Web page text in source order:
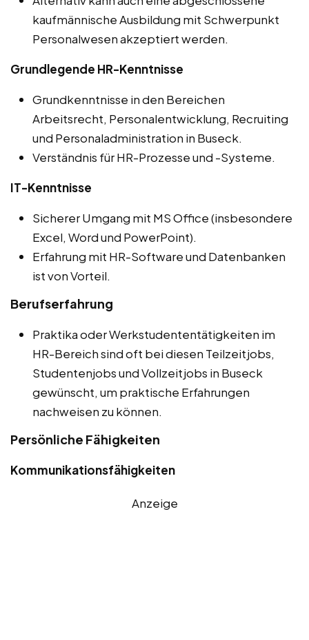
kaufmännische Ausbildung mit Schwerpunkt
Personalwesen akzeptiert werden.
Grundlegende HR-Kenntnisse
Grundkenntnisse in den Bereichen
Arbeitsrecht, Personalentwicklung, Recruiting
und Personaladministration in Buseck.
Verständnis für HR-Prozesse und -Systeme.
IT-Kenntnisse
Sicherer Umgang mit MS Office (insbesondere
Excel, Word und PowerPoint).
Erfahrung mit HR-Software und Datenbanken
ist von Vorteil.
Berufserfahrung
Praktika oder Werkstudententätigkeiten im
HR-Bereich sind oft bei diesen Teilzeitjobs,
Studentenjobs und Vollzeitjobs in Buseck
gewünscht, um praktische Erfahrungen
nachweisen zu können.
Persönliche Fähigkeiten
Kommunikationsfähigkeiten
Anzeige